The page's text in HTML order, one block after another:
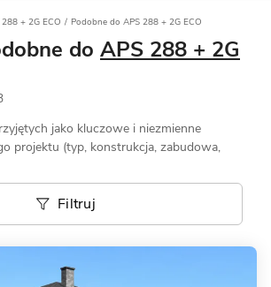
288 + 2G ECO Podobne do APS 288 + 2G ECO
do APS 288 + 2G
jako kluczowe i niezmienne
projektu (typ, konstrukcja, zabudowa,
Filtruj